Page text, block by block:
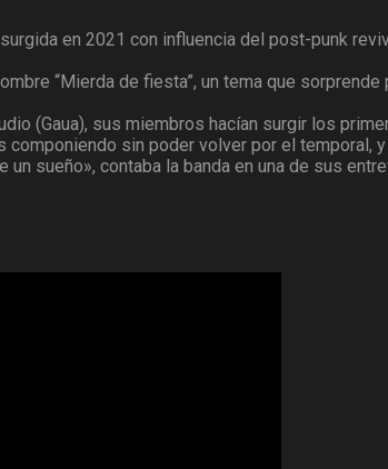
en 2021 con influencia del post-punk
“Mierda de fiesta”, un tema que
(Gaua), sus miembros hacían surgir los
componiendo sin poder volver por el
sueño», contaba la banda en una de sus